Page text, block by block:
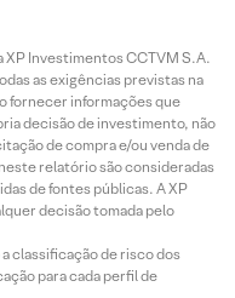
XP Investimentos CCTVM S.A.
as exigências previstas na
fornecer informações que
decisão de investimento, não
de compra e/ou venda de
relatório são consideradas
de fontes públicas. A XP
decisão tomada pelo
classificação de risco dos
para cada perfil de